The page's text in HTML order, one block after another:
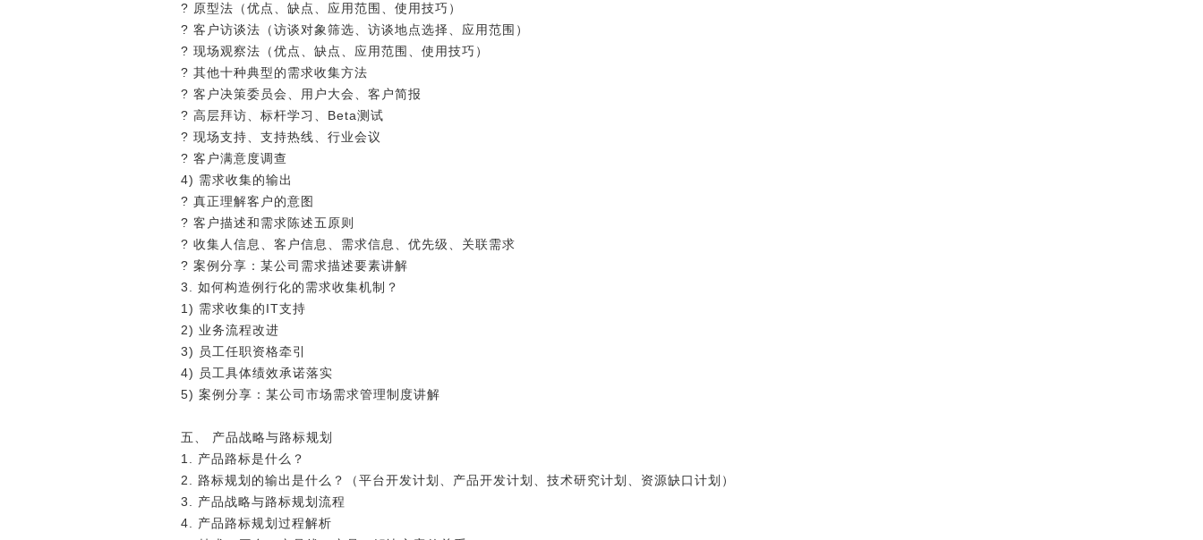
? 原型法（优点、缺点、应用范围、使用技巧）
? 客户访谈法（访谈对象筛选、访谈地点选择、应用范围）
? 现场观察法（优点、缺点、应用范围、使用技巧）
? 其他十种典型的需求收集方法
? 客户决策委员会、用户大会、客户简报
? 高层拜访、标杆学习、Beta测试
? 现场支持、支持热线、行业会议
? 客户满意度调查
4) 需求收集的输出
? 真正理解客户的意图
? 客户描述和需求陈述五原则
? 收集人信息、客户信息、需求信息、优先级、关联需求
? 案例分享：某公司需求描述要素讲解
3. 如何构造例行化的需求收集机制？
1) 需求收集的IT支持
2) 业务流程改进
3) 员工任职资格牵引
4) 员工具体绩效承诺落实
5) 案例分享：某公司市场需求管理制度讲解
五、 产品战略与路标规划
1. 产品路标是什么？
2. 路标规划的输出是什么？（平台开发计划、产品开发计划、技术研究计划、资源缺口计划）
3. 产品战略与路标规划流程
4. 产品路标规划过程解析